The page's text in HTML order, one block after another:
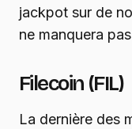
jackpot sur de
ne manquera
Filecoin (FIL)
La dernière des